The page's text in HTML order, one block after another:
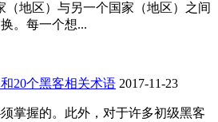
（地区）与另一个国家（地区）之间
。每一个想...
20个黑客相关术语 2017-11-23
掌握的。此外，对于许多初级黑客